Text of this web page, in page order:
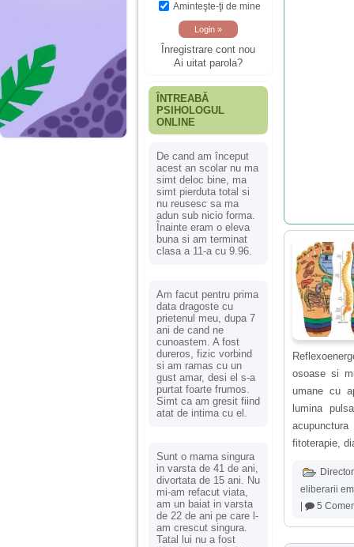
Aminteşte-ţi de mine
Înregistrare cont nou
Ai uitat parola?
ÎNTREABĂ
PSIHOLOGUL
ONLINE
De cand am început
acest an scolar nu ma
simt deloc bine, ma
simt pierduta total si
nu reusesc sa ma
adun sub nicio forma.
Înainte eram o eleva
buna si am terminat
clasa a 11-a cu 9.96.
Am facut pentru prima
data dragoste cu
prietenul meu, dupa 7
ani de cand ne
cunoastem. A fost
dureros, fizic vorbind
si am ramas cu un
gust amar, desi el s-a
purtat foarte frumos.
Simt ca am gresit fiind
atat de intima cu el.
Sunt o mama singura
in varsta de 41 de ani,
divortata de 15 ani. Nu
mi-am refacut viata,
am un baiat in varsta
de 22 de ani pe care l-
am crescut singura.
Tatal lui nu a fost
osoase si
umane cu
lumina
fitoterapie,
eliberarii
5